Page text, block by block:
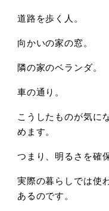
道路を歩く人。
向かいの家の窓。
隣の家のベランダ。
車の通り。
こうしたものが気に
めます。
つまり、 明るさを確
実際の暮らしでは使
あるのです。